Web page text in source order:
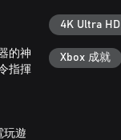
的神
指揮
遊
4K Ultra HD
Xbox 成就